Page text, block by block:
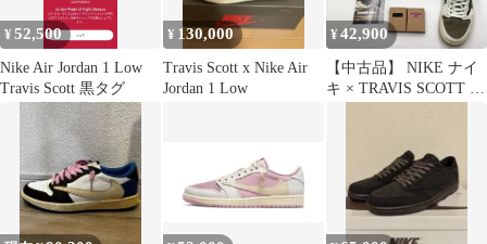
¥52,500
Nike Air Jordan 1 Low
Travis Scott 黒タグ
¥ 130,000
Travis Scott x Nike Air
Jordan 1 Low
¥42,900
【中古品】 NIKE ナイ
キ × TRAVIS SCOTT ト
REVERSE OLIVE
DM7866-200 スニーカ
ー 靴 【160-260806-rt-
16-tagh】